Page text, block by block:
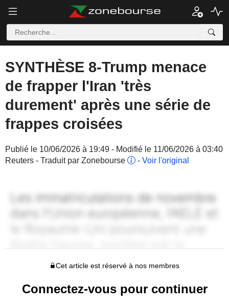
SYNTHÈSE 8-Trump menace
de frapper l'Iran 'très
durement' après une série de
frappes croisées
Publié le 10/06/2026 à 19:49 - Modifié le 11/06/2026 à 03:40
Reuters - Traduit par Zonebourse
- Voir l'original
Cet article est réservé à nos membres
Connectez-vous pour continuer